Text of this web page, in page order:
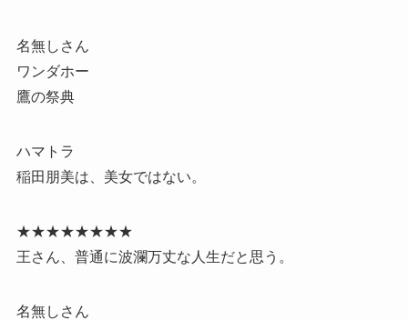
名無しさん
ワンダホー
鷹の祭典
ハマトラ
稲田朋美は、美女ではない。
★★★★★★★★
王さん、普通に波瀾万丈な人生だと思う。
名無しさん